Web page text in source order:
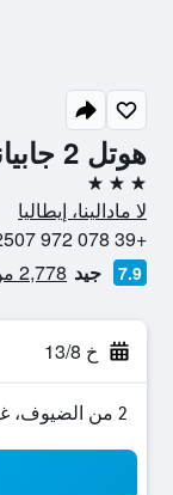
هوتل 2 جابيانو
3 نجوم
لا مادالينا، إيطاليا
+39 078 972 2507
7.9 جيد 2,778 من التقييمات تم التحقق منها
خ 13/8
2 من الضيوف، غرفة واحدة